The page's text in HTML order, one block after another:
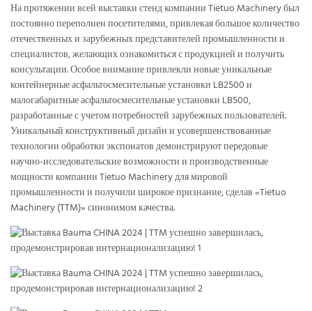
На протяжении всей выставки стенд компании Tietuo Machinery был
постоянно переполнен посетителями, привлекая большое количество
отечественных и зарубежных представителей промышленности и
специалистов, желающих ознакомиться с продукцией и получить
консультации. Особое внимание привлекли новые уникальные
контейнерные асфальтосмесительные установки LB2500 и
малогабаритные асфальтосмесительные установки LB500,
разработанные с учетом потребностей зарубежных пользователей.
Уникальный конструктивный дизайн и усовершенствованные
технологии обработки экспонатов демонстрируют передовые
научно-исследовательские возможности и производственные
мощности компании Tietuo Machinery для мировой
промышленности и получили широкое признание, сделав «Tietuo
Machinery (TTM)» синонимом качества.